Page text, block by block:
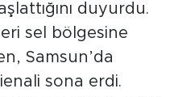
duyurdu.
sel bölgesine
Samsun’da
sona erdi.